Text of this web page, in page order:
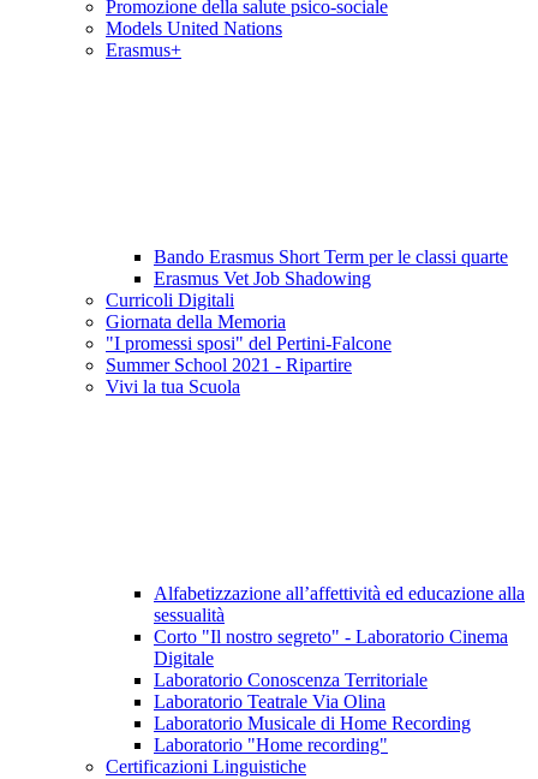
Promozione della salute psico-sociale
Models United Nations
Erasmus+
Bando Erasmus Short Term per le classi quarte
Erasmus Vet Job Shadowing
Curricoli Digitali
Giornata della Memoria
"I promessi sposi" del Pertini-Falcone
Summer School 2021 - Ripartire
Vivi la tua Scuola
Alfabetizzazione all’affettività ed educazione alla
sessualità
Corto "Il nostro segreto" - Laboratorio Cinema
Digitale
Laboratorio Conoscenza Territoriale
Laboratorio Teatrale Via Olina
Laboratorio Musicale di Home Recording
Laboratorio "Home recording"
Certificazioni Linguistiche